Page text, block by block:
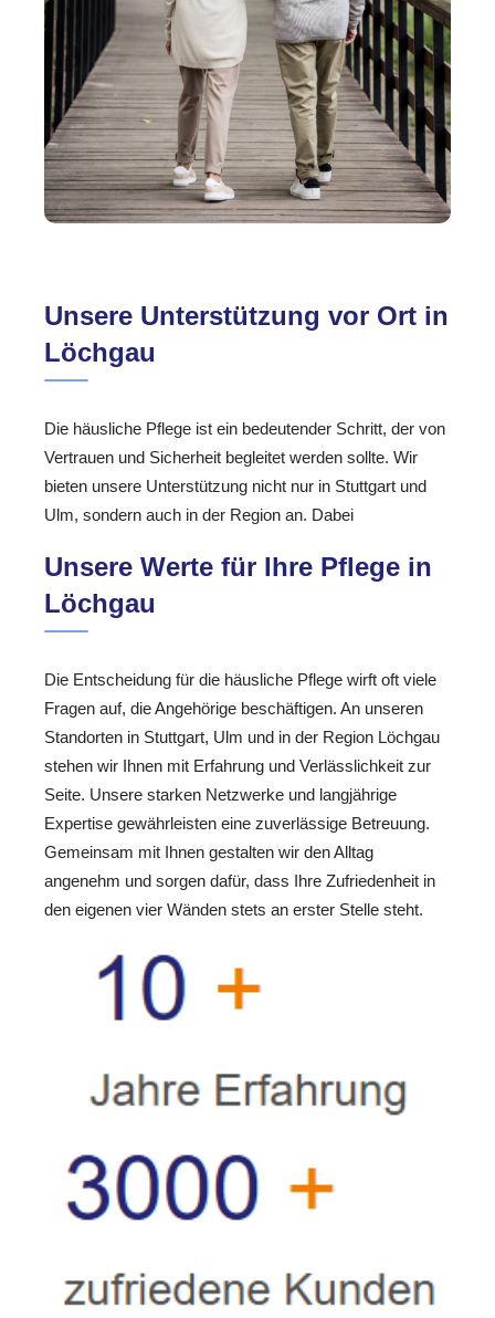
Unsere Unterstützung vor Ort in
Löchgau
Die häusliche Pflege ist ein bedeutender Schritt, der von
Vertrauen und Sicherheit begleitet werden sollte. Wir
bieten unsere Unterstützung nicht nur in Stuttgart und
Ulm, sondern auch in der Region an. Dabei
Unsere Werte für Ihre Pflege in
Löchgau
Die Entscheidung für die häusliche Pflege wirft oft viele
Fragen auf, die Angehörige beschäftigen. An unseren
Standorten in Stuttgart, Ulm und in der Region Löchgau
stehen wir Ihnen mit Erfahrung und Verlässlichkeit zur
Seite. Unsere starken Netzwerke und langjährige
Expertise gewährleisten eine zuverlässige Betreuung.
Gemeinsam mit Ihnen gestalten wir den Alltag
angenehm und sorgen dafür, dass Ihre Zufriedenheit in
den eigenen vier Wänden stets an erster Stelle steht.